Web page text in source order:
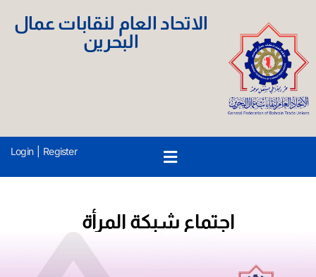
الاتحاد العام لنقابات عمال
البحرين
Login Register
اجتماع شبكة المرأة